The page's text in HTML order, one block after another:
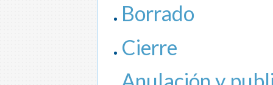
Borrado
Cierre